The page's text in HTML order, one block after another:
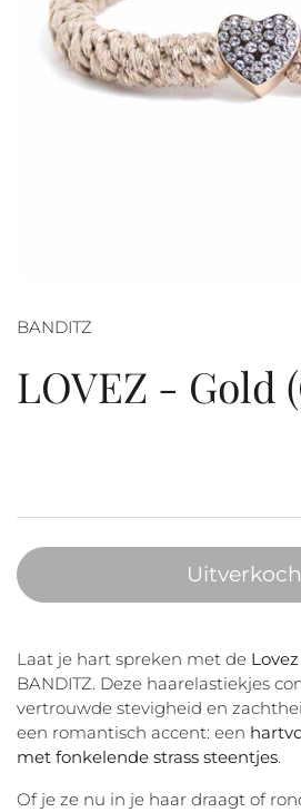
BANDITZ
LOVEZ - Gold
Laat je hart spreken met de
BANDITZ. Deze haarelastiekjes
vertrouwde stevigheid en
een romantisch accent: een
met fonkelende strass steentjes.
Of je ze nu in je haar draagt of